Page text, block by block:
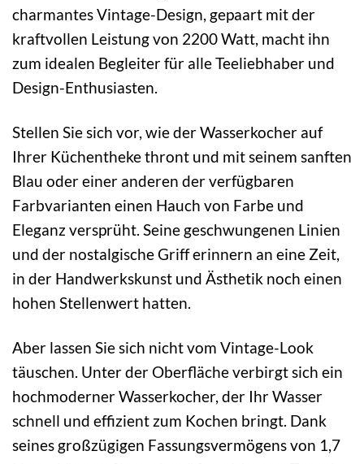
charmantes Vintage-Design, gepaart mit der
kraftvollen Leistung von 2200 Watt, macht ihn
zum idealen Begleiter für alle Teeliebhaber und
Design-Enthusiasten.
Stellen Sie sich vor, wie der Wasserkocher auf
Ihrer Küchentheke thront und mit seinem sanften
Blau oder einer anderen der verfügbaren
Farbvarianten einen Hauch von Farbe und
Eleganz versprüht. Seine geschwungenen Linien
und der nostalgische Griff erinnern an eine Zeit,
in der Handwerkskunst und Ästhetik noch einen
hohen Stellenwert hatten.
Aber lassen Sie sich nicht vom Vintage-Look
täuschen. Unter der Oberfläche verbirgt sich ein
hochmoderner Wasserkocher, der Ihr Wasser
schnell und effizient zum Kochen bringt. Dank
seines großzügigen Fassungsvermögens von 1,7